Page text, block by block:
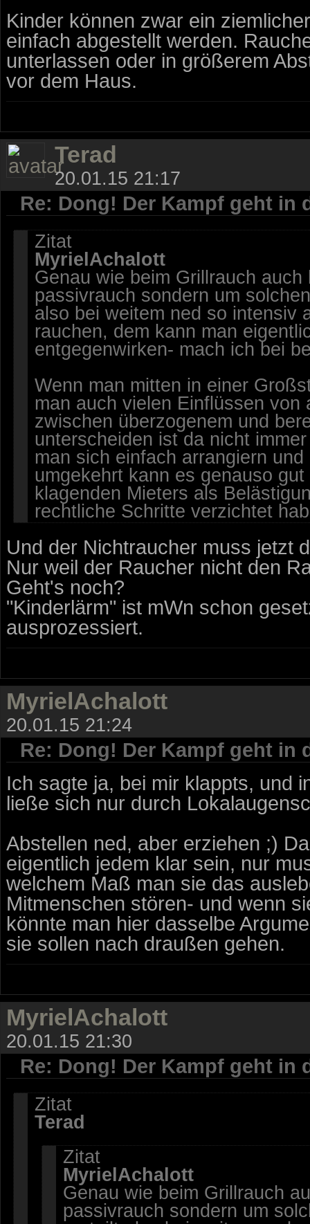
Kinder können zwar ein
einfach abgestellt werden.
unterlassen oder in größerem
vor dem Haus.
Terad
20.01.15 21:17
Re: Dong! Der Kampf geht in
Zitat
MyrielAchalott
Genau wie beim Grillrauch
passivrauch sondern um
also bei weitem ned so intensiv
rauchen, dem kann man
entgegenwirken- mach ich bei
Wenn man mitten in einer
man auch vielen Einflüssen
zwischen überzogenem und
unterscheiden ist da nicht
man sich einfach arrangiern
umgekehrt kann es genauso
klagenden Mieters als
rechtliche Schritte verzichtet
Und der Nichtraucher muss jetzt
Nur weil der Raucher nicht den
Geht's noch?
"Kinderlärm" ist mWn schon
ausprozessiert.
MyrielAchalott
20.01.15 21:24
Re: Dong! Der Kampf geht in
Ich sagte ja, bei mir klappts, und
ließe sich nur durch
Abstellen ned, aber erziehen ;)
eigentlich jedem klar sein, nur
welchem Maß man sie das
Mitmenschen stören- und wenn
könnte man hier dasselbe
sie sollen nach draußen gehen.
MyrielAchalott
20.01.15 21:30
Re: Dong! Der Kampf geht in
Zitat
Terad
Zitat
MyrielAchalott
Genau wie beim Grillrauch
passivrauch sondern um